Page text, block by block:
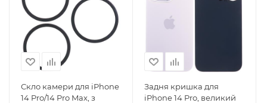
Скло камери для iPhone
14 Pro/14 Pro Max, з
Задня кришка для
iPhone 14 Pro, великий